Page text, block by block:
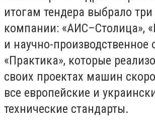
итогам тендера выбрало
компании: «АИС–Столица»,
и научно-производственное
«Практика», которые
своих проектах машин
все европейские и
технические стандарты.